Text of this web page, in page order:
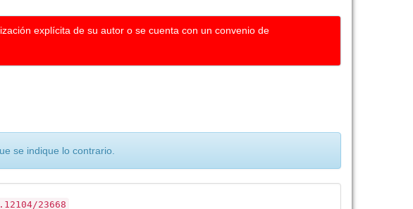
explícita de su autor o se cuenta con un convenio de
se indique lo contrario.
23668